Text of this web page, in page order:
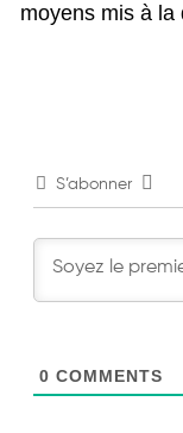
moyens mis à la
S’abonner
0 COMMENTS